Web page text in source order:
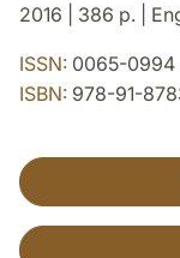
2016 | 386 p. |
ISSN: 0065-0994
ISBN: 978-91-